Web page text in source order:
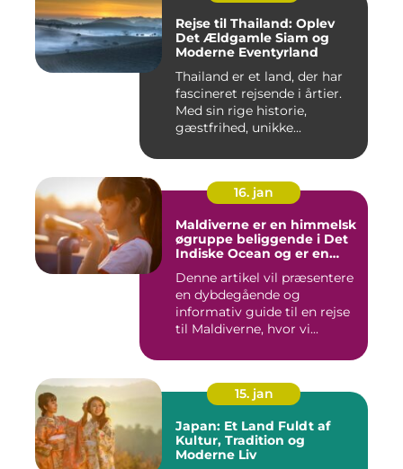
Rejse til Thailand: Oplev
Det Ældgamle Siam og
Moderne Eventyrland
Thailand er et land, der har
fascineret rejsende i årtier.
Med sin rige historie,
gæstfrihed, unikke...
16. jan
Maldiverne er en himmelsk
øgruppe beliggende i Det
Indiske Ocean og er en
rejsende og eventyrlystne
Denne artikel vil præsentere
en dybdegående og
informativ guide til en rejse
til Maldiverne, hvor vi...
15. jan
Japan: Et Land Fuldt af
Kultur, Tradition og
Moderne Liv